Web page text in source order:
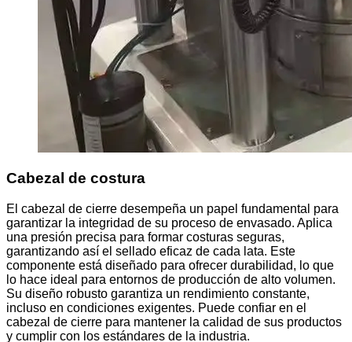
Cabezal de costura
El cabezal de cierre desempeña un papel fundamental para
garantizar la integridad de su proceso de envasado. Aplica
una presión precisa para formar costuras seguras,
garantizando así el sellado eficaz de cada lata. Este
componente está diseñado para ofrecer durabilidad, lo que
lo hace ideal para entornos de producción de alto volumen.
Su diseño robusto garantiza un rendimiento constante,
incluso en condiciones exigentes. Puede confiar en el
cabezal de cierre para mantener la calidad de sus productos
y cumplir con los estándares de la industria.